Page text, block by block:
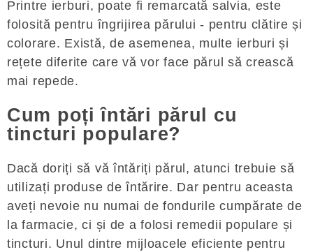
Printre ierburi, poate fi remarcată salvia, este
folosită pentru îngrijirea părului - pentru clătire și
colorare. Există, de asemenea, multe ierburi și
rețete diferite care vă vor face părul să crească
mai repede.
Cum poți întări părul cu
tincturi populare?
Dacă doriți să vă întăriți părul, atunci trebuie să
utilizați produse de întărire. Dar pentru aceasta
aveți nevoie nu numai de fondurile cumpărate de
la farmacie, ci și de a folosi remedii populare și
tincturi. Unul dintre mijloacele eficiente pentru